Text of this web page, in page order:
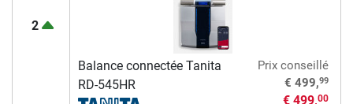
2
Balance connectée Tanita
RD-545HR
Prix conseillé
€ 499,99
€ 499,00